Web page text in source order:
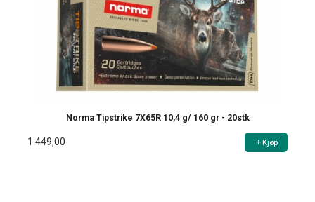
Norma Tipstrike 7X65R 10,4 g/ 160 gr - 20stk
1 449,00 Kjøp